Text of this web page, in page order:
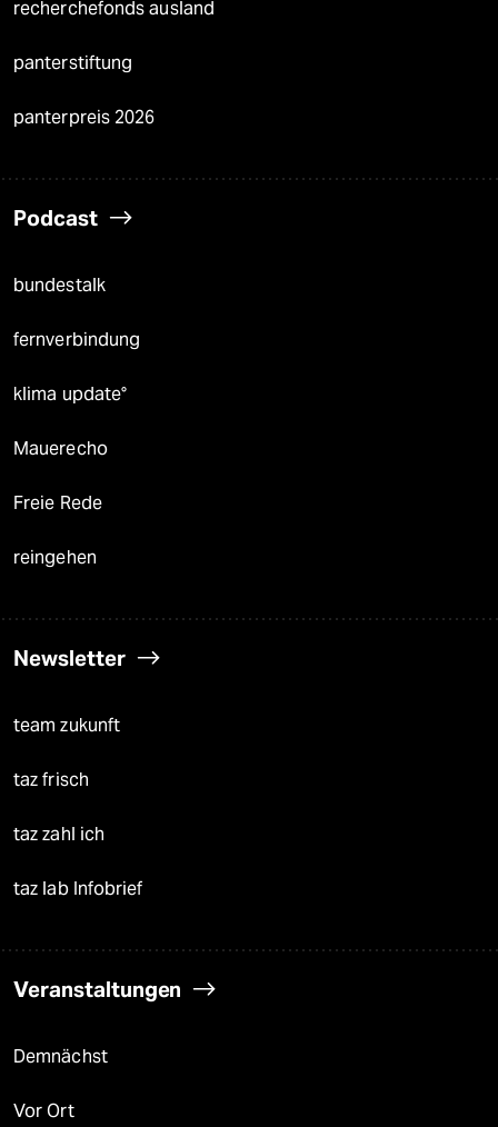
recherchefonds ausland
panterstiftung
panterpreis 2026
Podcast
bundestalk
fernverbindung
klima update°
Mauerecho
Freie Rede
reingehen
Newsletter
team zukunft
taz frisch
taz zahl ich
taz lab Infobrief
Veranstaltungen
Demnächst
Vor Ort